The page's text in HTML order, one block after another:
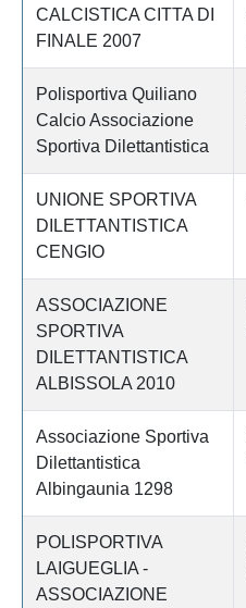
CALCISTICA CITTA DI
FINALE 2007
Polisportiva Quiliano
Calcio Associazione
Sportiva Dilettantistica
UNIONE SPORTIVA
DILETTANTISTICA
CENGIO
ASSOCIAZIONE
SPORTIVA
DILETTANTISTICA
ALBISSOLA 2010
Associazione Sportiva
Dilettantistica
Albingaunia 1298
POLISPORTIVA
LAIGUEGLIA -
ASSOCIAZIONE